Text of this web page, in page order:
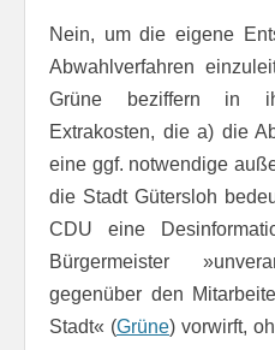
Nein, um die eigene
Abwahlverfahren
Grüne beziffern in
Extrakosten, die a) die
eine ggf. notwendige
die Stadt Gütersloh
CDU eine
Bürgermeister
gegenüber den
Stadt« (Grüne) vorwirft,